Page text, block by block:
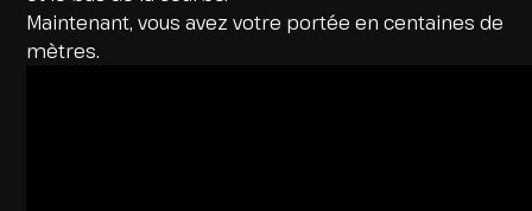
Maintenant, vous avez votre portée en centaines de
mètres.